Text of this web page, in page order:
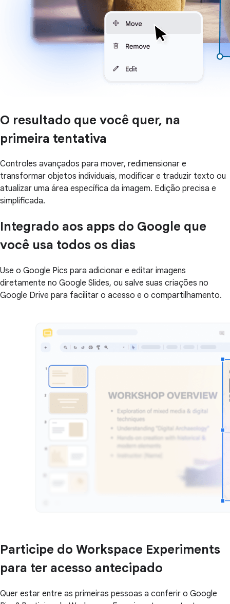
O resultado que você quer, na
primeira tentativa
Controles avançados para mover, redimensionar e
transformar objetos individuais, modificar e traduzir texto ou
atualizar uma área específica da imagem. Edição precisa e
simplificada.
Integrado aos apps do Google que
você usa todos os dias
Use o Google Pics para adicionar e editar imagens
diretamente no Google Slides, ou salve suas criações no
Google Drive para facilitar o acesso e o compartilhamento.
Participe do Workspace Experiments
para ter acesso antecipado
Quer estar entre as primeiras pessoas a conferir o Google